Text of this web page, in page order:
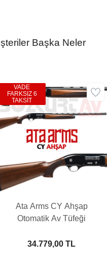
Başka Neler
Ata Arms CY Ahşap
Otomatik Av Tüfeği
34.779,00 TL
VADE
FARKSIZ 6
TAKSİT